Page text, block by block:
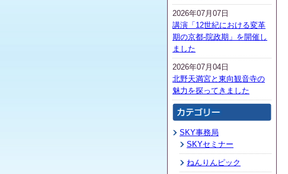
2026年07月07日
講演「12世紀における変革
期の京都-院政期」を開催し
ました
2026年07月04日
北野天満宮と東向観音寺の
魅力を探ってきました
SKY事務局
SKYセミナー
ねんりんピック